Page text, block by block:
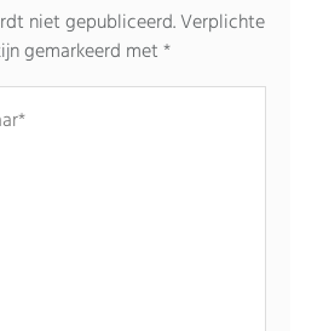
niet gepubliceerd.Verplichte
gemarkeerd met*